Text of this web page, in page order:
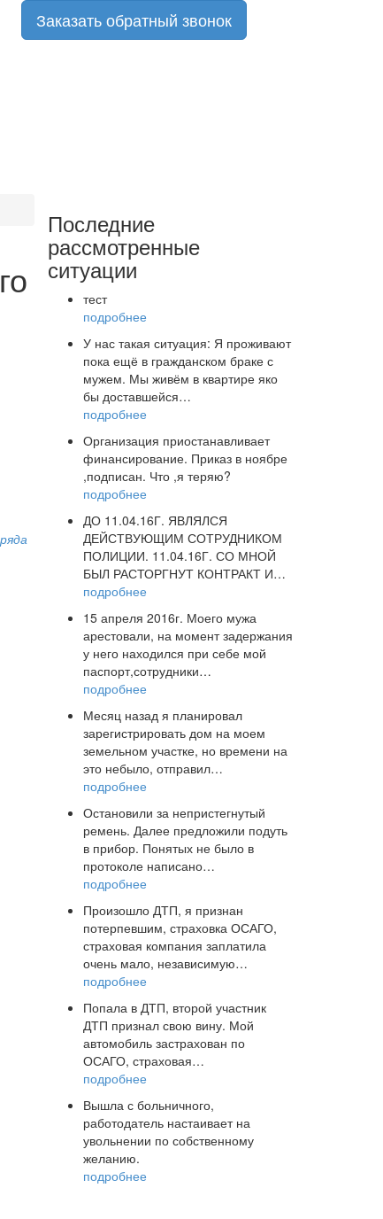
Заказать обратный звонок
Последние
рассмотренные
ситуации
тест
подробнее
У нас такая ситуация: Я проживают
пока ещё в гражданском браке с
мужем. Мы живём в квартире яко
бы доставшейся…
подробнее
Организация приостанавливает
финансирование. Приказ в ноябре
,подписан. Что ,я теряю?
подробнее
ДО 11.04.16Г. ЯВЛЯЛСЯ
ДЕЙСТВУЮЩИМ СОТРУДНИКОМ
ПОЛИЦИИ. 11.04.16Г. СО МНОЙ
БЫЛ РАСТОРГНУТ КОНТРАКТ И…
подробнее
15 апреля 2016г. Моего мужа
арестовали, на момент задержания
у него находился при себе мой
паспорт,сотрудники…
подробнее
Месяц назад я планировал
зарегистрировать дом на моем
земельном участке, но времени на
это небыло, отправил…
подробнее
Остановили за непристегнутый
ремень. Далее предложили подуть
в прибор. Понятых не было в
протоколе написано…
подробнее
Произошло ДТП, я признан
потерпевшим, страховка ОСАГО,
страховая компания заплатила
очень мало, независимую…
подробнее
Попала в ДТП, второй участник
ДТП признал свою вину. Мой
автомобиль застрахован по
ОСАГО, страховая…
подробнее
Вышла с больничного,
работодатель настаивает на
увольнении по собственному
желанию.
подробнее